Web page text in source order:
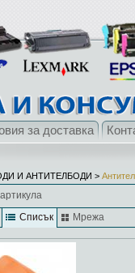
за доставка
И АНТИТЕЛБОДИ >
Списък Мрежа